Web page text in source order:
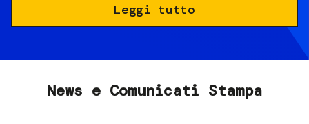
Leggi tutto
News e Comunicati Stampa